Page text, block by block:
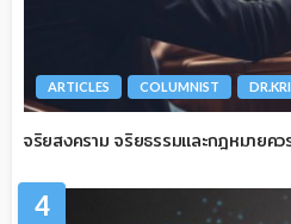
ARTICLES COLUMNIST
จริยสงคราม จริยธรรมและกฎหมายค
4